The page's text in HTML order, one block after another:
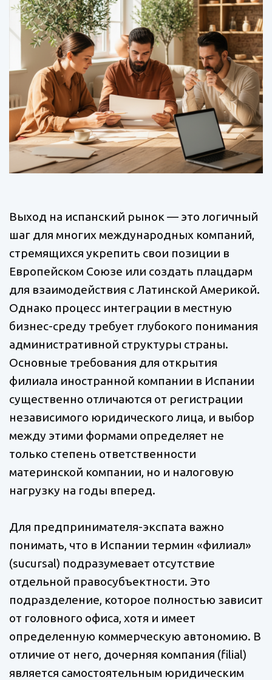
Выход на испанский рынок — это логичный
шаг для многих международных компаний,
стремящихся укрепить свои позиции в
Европейском Союзе или создать плацдарм
для взаимодействия с Латинской Америкой.
Однако процесс интеграции в местную
бизнес-среду требует глубокого понимания
административной структуры страны.
Основные требования для открытия
филиала иностранной компании в Испании
существенно отличаются от регистрации
независимого юридического лица, и выбор
между этими формами определяет не
только степень ответственности
материнской компании, но и налоговую
нагрузку на годы вперед.
Для предпринимателя-экспата важно
понимать, что в Испании термин «филиал»
(sucursal) подразумевает отсутствие
отдельной правосубъектности. Это
подразделение, которое полностью зависит
от головного офиса, хотя и имеет
определенную коммерческую автономию. В
отличие от него, дочерняя компания (filial)
является самостоятельным юридическим